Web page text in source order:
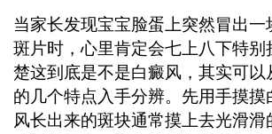
当家长发现宝宝脸蛋上突然冒出一
斑片时，心里肯定会七上八下特别
楚这到底是不是白癜风，其实可以
的几个特点入手分辨。先用手摸摸
风长出来的斑块通常摸上去光滑滑